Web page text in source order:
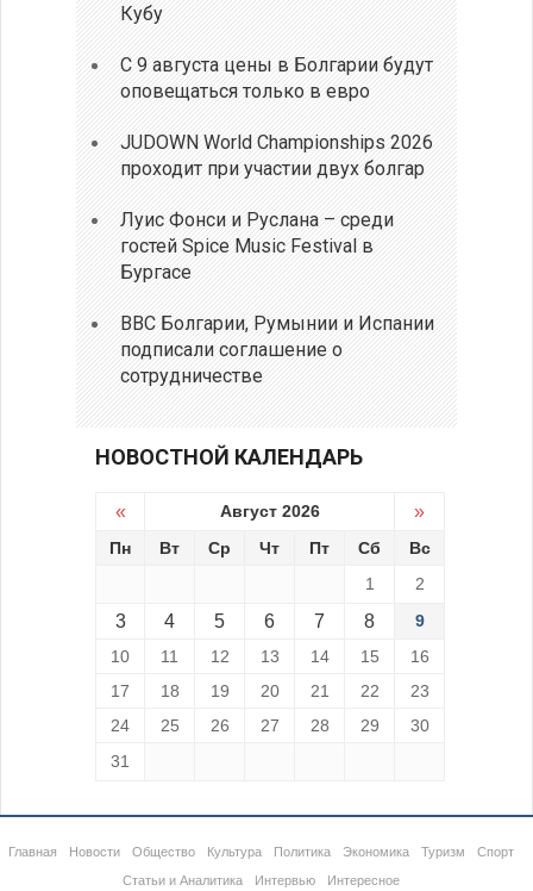
Кубу
С 9 августа цены в Болгарии будут
оповещаться только в евро
JUDOWN World Championships 2026
проходит при участии двух болгар
Луис Фонси и Руслана – среди
гостей Spice Music Festival в
Бургасе
ВВС Болгарии, Румынии и Испании
подписали соглашение о
сотрудничестве
НОВОСТНОЙ КАЛЕНДАРЬ
« Август 2026 »
Пн Вт Ср Чт Пт Сб
Вс
1
2
3 4 5 6 7 8
9
10
11 12 13 14 15
16
17
18 19 20 21 22
23
24
25 26 27 28 29
30
31
Главная Новости Общество Культура Политика Экономика Туризм
Спорт
Статьи и Аналитика
Интервью Интересное